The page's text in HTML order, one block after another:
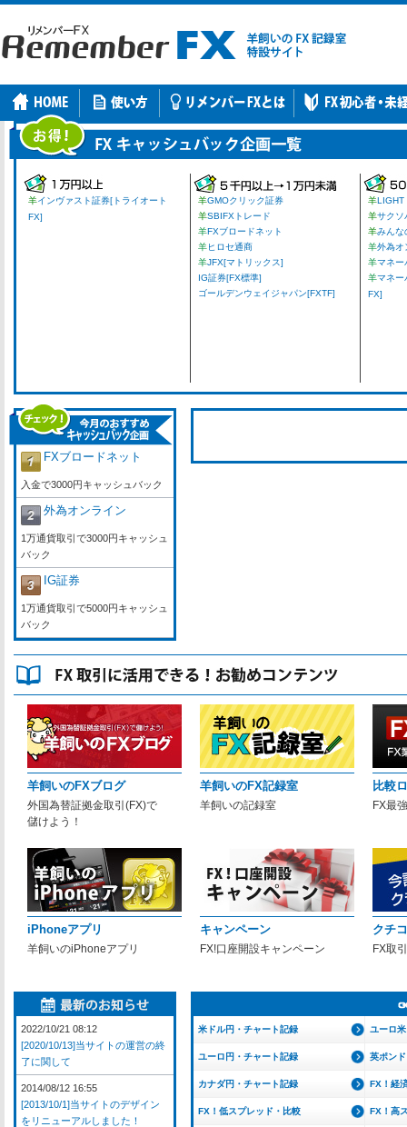
羊インヴァスト証券[トライオート
FX]
羊GMOクリック証券
羊SBIFXトレード
羊FXブロードネット
羊ヒロセ通商
羊JFX[マトリックス]
IG証券[FX標準]
ゴールデンウェイジャパン[FXTF]
羊LIGHT
羊サクソ
羊みんな
羊外為オ
羊マネー
羊マネー
FX]
FXブロードネット
入金で3000円キャッシュバック
外為オンライン
1万通貨取引で3000円キャッシュ
バック
IG証券
1万通貨取引で5000円キャッシュ
バック
羊飼いのFXブログ
外国為替証拠金取引(FX)で
儲けよう！
羊飼いのFX記録室
羊飼いの記録室
比較
FX最
iPhoneアプリ
羊飼いのiPhoneアプリ
キャンペーン
FX!口座開設キャンペーン
クチ
FX取
米ドル円・チャート記録 ユーロ
ユーロ円・チャート記録 英ポン
カナダ円・チャート記録 FX！経
FX！低スプレッド・比較 FX！高
2022/10/21 08:12
[2020/10/13]当サイトの運営の終
了に関して
2014/08/12 16:55
[2013/10/1]当サイトのデザイン
をリニューアルしました！